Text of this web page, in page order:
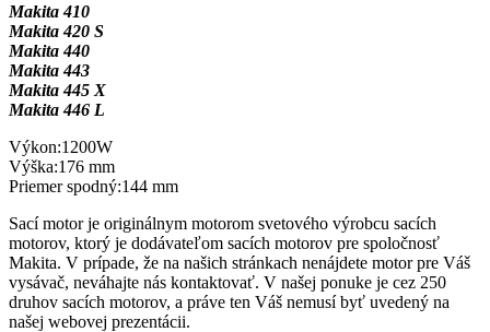
Makita 410
Makita 420 S
Makita 440
Makita 443
Makita 445 X
Makita 446 L
Výkon:1200W
Výška:176 mm
Priemer spodný:144 mm
Sací motor je originálnym motorom svetového výrobcu sacích
motorov, ktorý je dodávateľom sacích motorov pre spoločnosť
Makita. V prípade, že na našich stránkach nenájdete motor pre Váš
vysávač, neváhajte nás kontaktovať. V našej ponuke je cez 250
druhov sacích motorov, a práve ten Váš nemusí byť uvedený na
našej webovej prezentácii.